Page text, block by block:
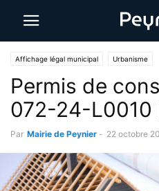
Affichage légal municipal Urbanisme
Permis de
072-24-L0010
Par Mairie de Peynier - 22 octobre